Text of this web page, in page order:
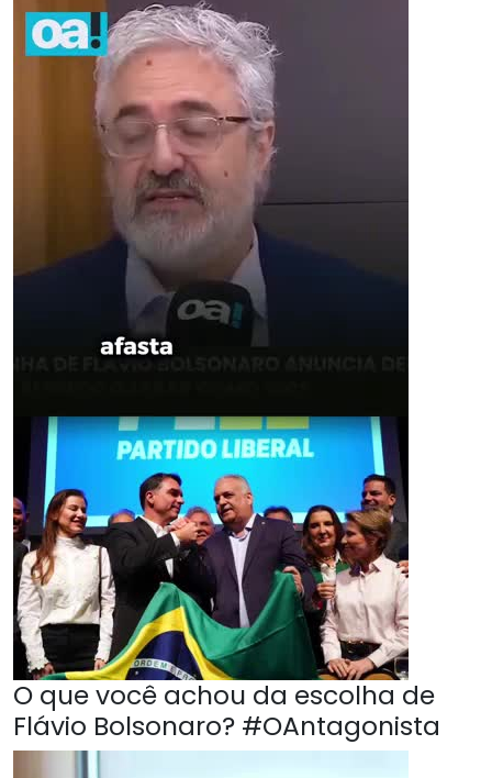
O que você achou da escolha de
Flávio Bolsonaro? #OAntagonista